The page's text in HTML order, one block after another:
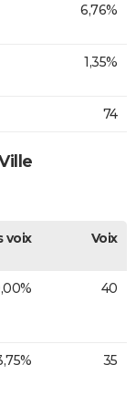
6,76%
1,35%
74
voix Voix
40
35